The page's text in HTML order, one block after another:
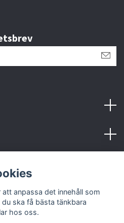
anpassa det innehåll som
ska få bästa tänkbara
hos oss.